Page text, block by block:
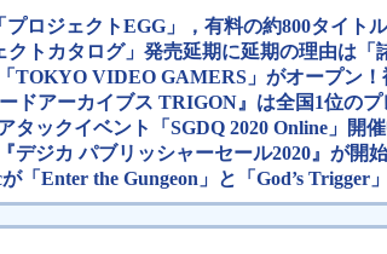
ロジェクトEGG」，有料の約800タイト
クトカタログ」発売延期に延期の理由は「
TOKYO VIDEO GAMERS」がオープン
ドアーカイブス TRIGON』は全国1位の
タックイベント「SGDQ 2020 Online」開
デジカ パブリッシャーセール2020』が開始
「Enter the Gungeon」と「God’s